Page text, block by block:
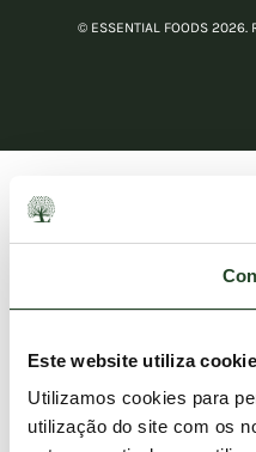
Este website utiliza
Utilizamos cookies para
utilização do site com os
© ESSENTIAL FOODS